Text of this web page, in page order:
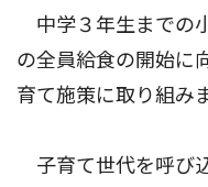
中学３年生までの
の全員給食の開始に
育て施策に取り組みま
子育て世代を呼び